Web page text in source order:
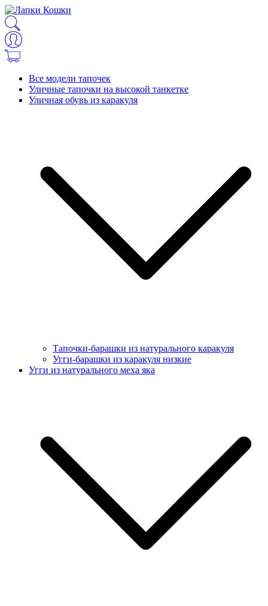
Все модели тапочек
Уличные тапочки на высокой танкетке
Уличная обувь из каракуля
Тапочки-барашки из натурального каракуля
Угги-барашки из каракуля низкие
Угги из натурального меха яка